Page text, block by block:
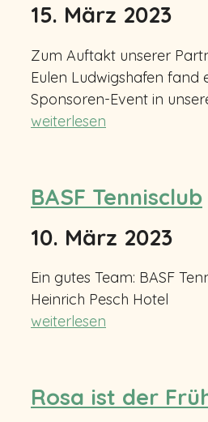
15. März 2023
Zum Auftakt unserer
Eulen Ludwigshafen fand
Sponsoren-Event in
weiterlesen
BASF Tennisclub
10. März 2023
Ein gutes Team: BASF
Heinrich Pesch Hotel
weiterlesen
Rosa ist der